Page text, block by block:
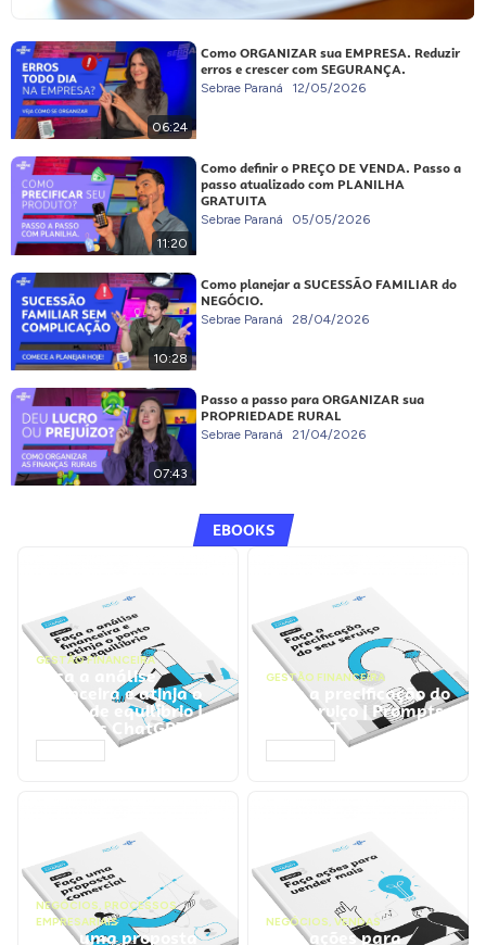
06:24
Como ORGANIZAR sua EMPRESA. Reduzir
erros e crescer com SEGURANÇA.
Sebrae Paraná 12/05/2026
11:20
Como definir o PREÇO DE VENDA. Passo a
passo atualizado com PLANILHA
GRATUITA
Sebrae Paraná 05/05/2026
10:28
Como planejar a SUCESSÃO FAMILIAR do
NEGÓCIO.
Sebrae Paraná 28/04/2026
07:43
Passo a passo para ORGANIZAR sua
PROPRIEDADE RURAL
Sebrae Paraná 21/04/2026
EBOOKS
GESTÃO FINANCEIRA
Faça a análise
financeira e atinja o
ponto de equilíbrio |
Prompts ChatGPT
GESTÃO FINANCEIRA
Faça a precificação do
seu serviço | Prompts
ChatGPT
NEGÓCIOS, PROCESSOS
EMPRESARIAIS
Faça uma proposta
NEGÓCIOS, VENDAS
Faça ações para